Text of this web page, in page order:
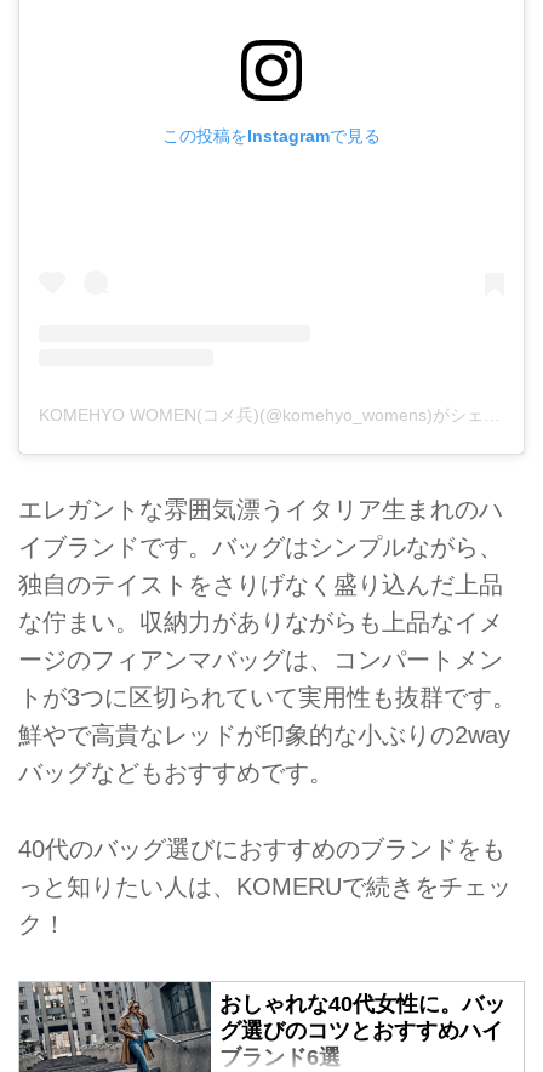
この投稿をInstagramで見る
エレガントな雰囲気漂うイタリア生まれのハ
イブランドです。バッグはシンプルながら、
独自のテイストをさりげなく盛り込んだ上品
な佇まい。収納力がありながらも上品なイメ
ージのフィアンマバッグは、コンパートメン
トが3つに区切られていて実用性も抜群です。
鮮やで高貴なレッドが印象的な小ぶりの2way
バッグなどもおすすめです。
40代のバッグ選びにおすすめのブランドをも
っと知りたい人は、KOMERUで続きをチェッ
ク！
おしゃれな40代女性に。バッ
グ選びのコツとおすすめハイ
ブランド6選